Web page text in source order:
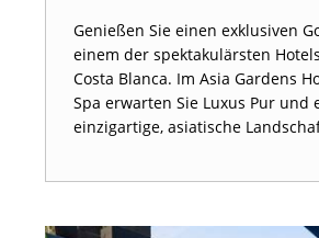
Genießen Sie einen exklusiven
einem der spektakulärsten
Costa Blanca. Im Asia Gardens
Spa erwarten Sie Luxus Pur und
einzigartige, asiatische